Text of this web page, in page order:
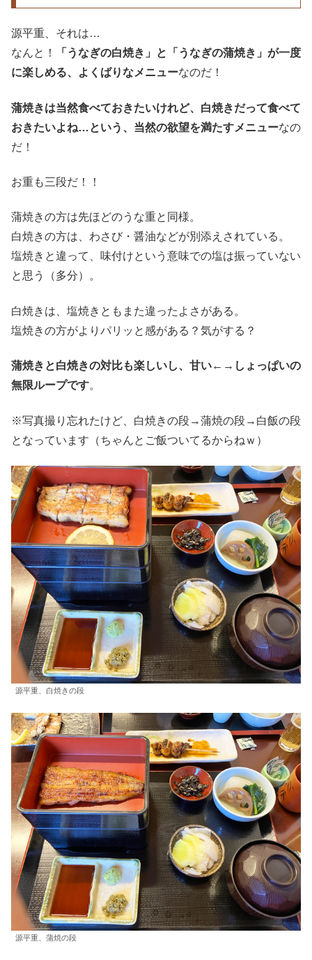
源平重、それは…
なんと！
「うなぎの白焼き」と「うなぎの蒲焼き」が一度
に楽しめる、よくばりなメニューなのだ！
蒲焼きは当然食べておきたいけれど、白焼きだって食べて
おきたいよね…という、当然の欲望を満たすメニューなの
だ！
お重も三段だ！！
蒲焼きの方は先ほどのうな重と同様。
白焼きの方は、わさび・醤油などが別添えされている。
塩焼きと違って、味付けという意味での塩は振っていない
と思う（多分）。
白焼きは、塩焼きともまた違ったよさがある。
塩焼きの方がよりパリッと感がある？気がする？
蒲焼きと白焼きの対比も楽しいし、甘い←→しょっぱいの
無限ループです。
※写真撮り忘れたけど、白焼きの段→蒲焼の段→白飯の段
となっています（ちゃんとご飯ついてるからねｗ）
源平重、白焼きの段
源平重、蒲焼の段